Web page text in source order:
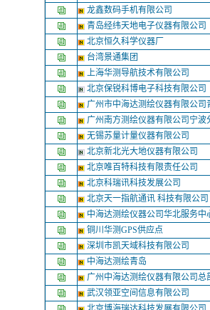
龙鑫数码手机有限公司
青岛经纬天地电子仪器有限公司
北京恒久科学仪器厂
台湾景通集团
上海华测导航技术有限公司
北京保锐科博电子科技有限公司
广州市中海达测绘仪器有限公
广州南方测绘仪器有限公司宁
无锡苏量计量仪器有限公司
北京新北光大地仪器有限公司
北京唯百特科技有限责任公司
北京科瑞讯科技发展公司
北京天一指航通讯 科技有限公司
中海达测绘仪器公司华北服务中
铜川华测GPS供应点
深圳市凯天域科技有限公司
中海达测绘青岛
广州中海达测绘仪器有限公司总
武汉领亚空间信息有限公司